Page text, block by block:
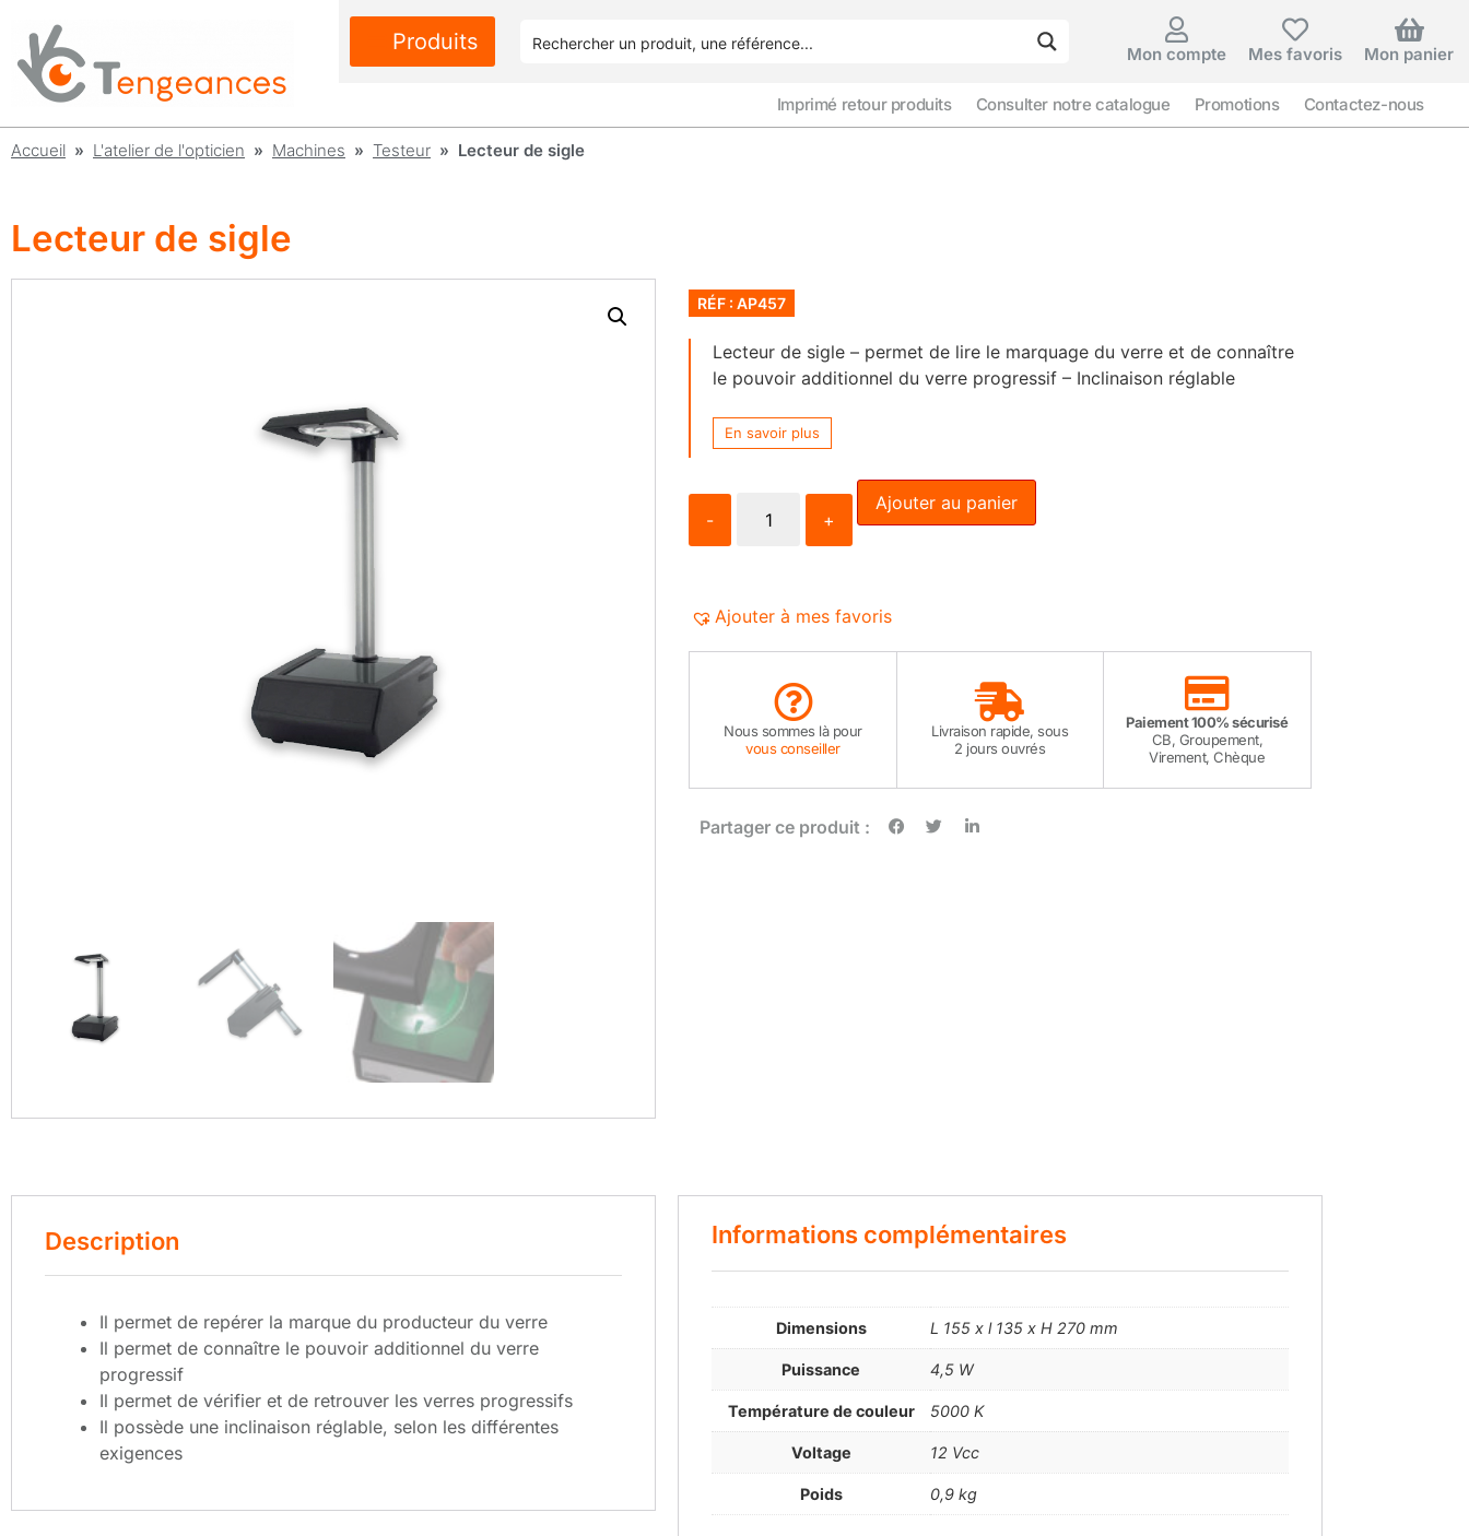
Produits Mon compte Mes favoris Mon panier
Imprimé retour produits Consulter notre catalogue Promotions Contactez-nous
Accueil » L'atelier de l'opticien » Machines » Testeur » Lecteur de sigle
Lecteur de sigle
RÉF : AP457
Lecteur de sigle – permet de lire le marquage du verre et de connaître
le pouvoir additionnel du verre progressif – Inclinaison réglable
En savoir plus
- +
Ajouter au panier
Ajouter à mes favoris
Nous sommes là pour
vous conseiller
Livraison rapide, sous
2 jours ouvrés
Paiement 100% sécurisé
CB, Groupement,
Virement, Chèque
Partager ce produit :
Description
Il permet de repérer la marque du producteur du verre
Il permet de connaître le pouvoir additionnel du verre
progressif
Il permet de vérifier et de retrouver les verres progressifs
Il possède une inclinaison réglable, selon les différentes
exigences
Informations complémentaires
Dimensions L 155 x l 135 x H 270 mm
Puissance 4,5 W
Température de couleur 5000 K
Voltage 12 Vcc
Poids 0,9 kg